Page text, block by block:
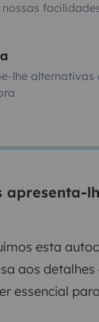
lhe alternativas
apresenta-
esta
aos
essencial
é um prazer